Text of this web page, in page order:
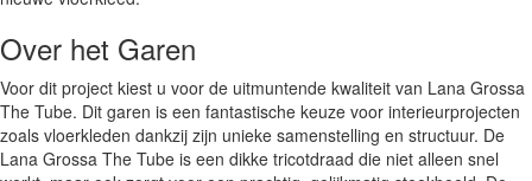
Over het Garen
Voor dit project kiest u voor de uitmuntende kwaliteit van Lana Grossa
The Tube. Dit garen is een fantastische keuze voor interieurprojecten
zoals vloerkleden dankzij zijn unieke samenstelling en structuur. De
Lana Grossa The Tube is een dikke tricotdraad die niet alleen snel